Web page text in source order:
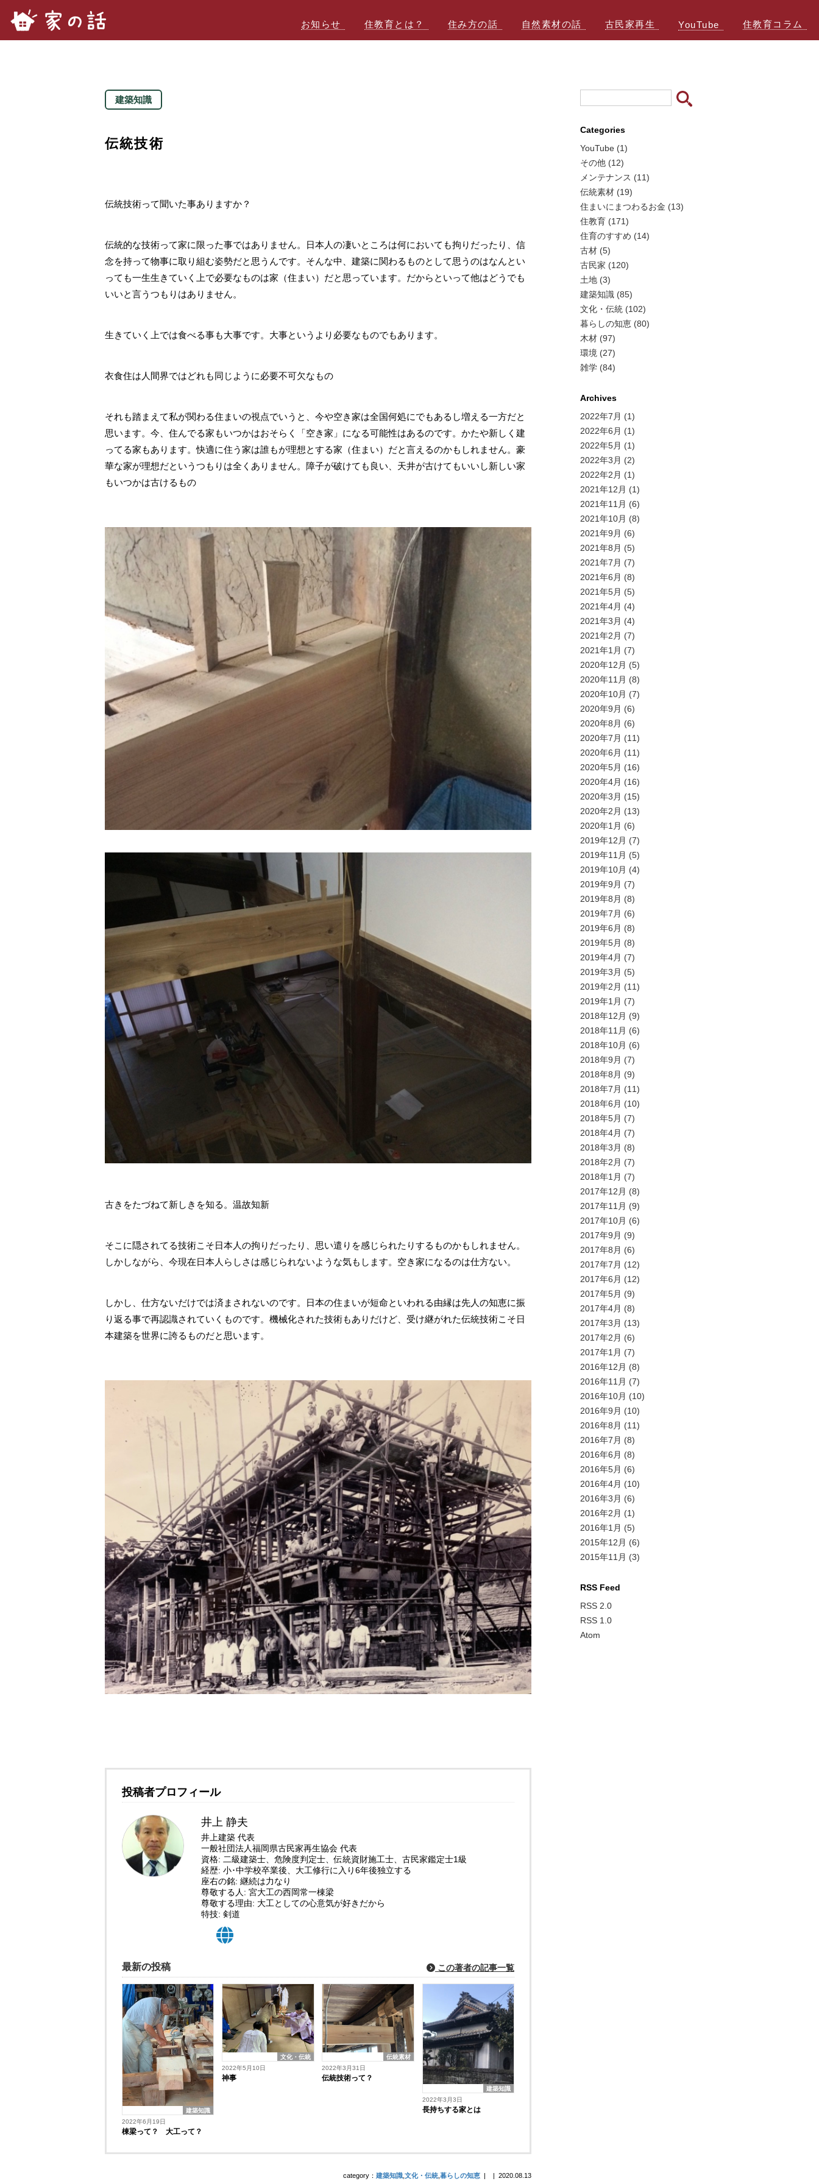
お知らせ
住教育とは？ 住み方の話 自然素材の話 古民家再生 YouTube 住教育コラム
建築知識
伝統技術
伝統技術って聞いた事ありますか？
伝統的な技術って家に限った事ではありません。日本人の凄いところは何においても拘りだったり、信
念を持って物事に取り組む姿勢だと思うんです。そんな中、建築に関わるものとして思うのはなんとい
っても一生生きていく上で必要なものは家（住まい）だと思っています。だからといって他はどうでも
いいと言うつもりはありません。
生きていく上では食べる事も大事です。大事というより必要なものでもあります。
衣食住は人間界ではどれも同じように必要不可欠なもの
それも踏まえて私が関わる住まいの視点でいうと、今や空き家は全国何処にでもあるし増える一方だと
思います。今、住んでる家もいつかはおそらく「空き家」になる可能性はあるのです。かたや新しく建
ってる家もあります。快適に住う家は誰もが理想とする家（住まい）だと言えるのかもしれません。豪
華な家が理想だというつもりは全くありません。障子が破けても良い、天井が古けてもいいし新しい家
もいつかは古けるもの
古きをたづねて新しきを知る。温故知新
そこに隠されてる技術こそ日本人の拘りだったり、思い遣りを感じられたりするものかもしれません。
しかしながら、今現在日本人らしさは感じられないような気もします。空き家になるのは仕方ない。
しかし、仕方ないだけでは済まされないのです。日本の住まいが短命といわれる由縁は先人の知恵に振
り返る事で再認識されていくものです。機械化された技術もありだけど、受け継がれた伝統技術こそ日
本建築を世界に誇るものだと思います。
投稿者プロフィール
井上 静夫
井上建築 代表
一般社団法人福岡県古民家再生協会 代表
資格: 二級建築士、危険度判定士、伝統資財施工士、古民家鑑定士1級
経歴: 小･中学校卒業後、大工修行に入り6年後独立する
座右の銘: 継続は力なり
尊敬する人: 宮大工の西岡常一棟梁
尊敬する理由: 大工としての心意気が好きだから
特技: 剣道
最新の投稿 この著者の記事一覧
建築知識
2022年6月19日
棟梁って？ 大工って？
文化・伝統
2022年5月10日
神事
伝統素材
2022年3月31日
伝統技術って？
建築知識
2022年3月3日
長持ちする家とは
category： 建築知識 文化・伝統 暮らしの知恵 | | 2020.08.13
Categories
YouTube (1)
その他 (12)
メンテナンス (11)
伝統素材 (19)
住まいにまつわるお金 (13)
住教育 (171)
住育のすすめ (14)
古材 (5)
古民家 (120)
土地 (3)
建築知識 (85)
文化・伝統 (102)
暮らしの知恵 (80)
木材 (97)
環境 (27)
雑学 (84)
Archives
2022年7月 (1)
2022年6月 (1)
2022年5月 (1)
2022年3月 (2)
2022年2月 (1)
2021年12月 (1)
2021年11月 (6)
2021年10月 (8)
2021年9月 (6)
2021年8月 (5)
2021年7月 (7)
2021年6月 (8)
2021年5月 (5)
2021年4月 (4)
2021年3月 (4)
2021年2月 (7)
2021年1月 (7)
2020年12月 (5)
2020年11月 (8)
2020年10月 (7)
2020年9月 (6)
2020年8月 (6)
2020年7月 (11)
2020年6月 (11)
2020年5月 (16)
2020年4月 (16)
2020年3月 (15)
2020年2月 (13)
2020年1月 (6)
2019年12月 (7)
2019年11月 (5)
2019年10月 (4)
2019年9月 (7)
2019年8月 (8)
2019年7月 (6)
2019年6月 (8)
2019年5月 (8)
2019年4月 (7)
2019年3月 (5)
2019年2月 (11)
2019年1月 (7)
2018年12月 (9)
2018年11月 (6)
2018年10月 (6)
2018年9月 (7)
2018年8月 (9)
2018年7月 (11)
2018年6月 (10)
2018年5月 (7)
2018年4月 (7)
2018年3月 (8)
2018年2月 (7)
2018年1月 (7)
2017年12月 (8)
2017年11月 (9)
2017年10月 (6)
2017年9月 (9)
2017年8月 (6)
2017年7月 (12)
2017年6月 (12)
2017年5月 (9)
2017年4月 (8)
2017年3月 (13)
2017年2月 (6)
2017年1月 (7)
2016年12月 (8)
2016年11月 (7)
2016年10月 (10)
2016年9月 (10)
2016年8月 (11)
2016年7月 (8)
2016年6月 (8)
2016年5月 (6)
2016年4月 (10)
2016年3月 (6)
2016年2月 (1)
2016年1月 (5)
2015年12月 (6)
2015年11月 (3)
RSS Feed
RSS 2.0
RSS 1.0
Atom